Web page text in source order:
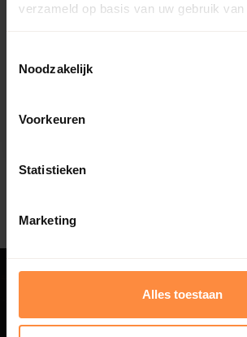
verzameld op basis van uw gebruik
Noodzakelijk
Voorkeuren
Statistieken
Marketing
Alles toestaan
transportwagen
gietijzer. Prachtig als
Artikelcode:
299,00